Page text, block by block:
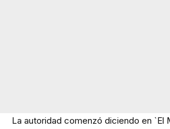
La autoridad comenzó diciendo en `El